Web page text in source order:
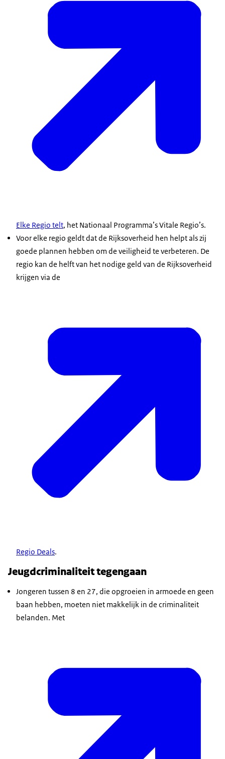
Elke Regio telt, het Nationaal Programma’s Vitale Regio’s.
Voor elke regio geldt dat de Rijksoverheid hen helpt als zij
goede plannen hebben om de veiligheid te verbeteren. De
regio kan de helft van het nodige geld van de Rijksoverheid
krijgen via de
Regio Deals.
Jeugdcriminaliteit tegengaan
Jongeren tussen 8 en 27, die opgroeien in armoede en geen
baan hebben, moeten niet makkelijk in de criminaliteit
belanden. Met